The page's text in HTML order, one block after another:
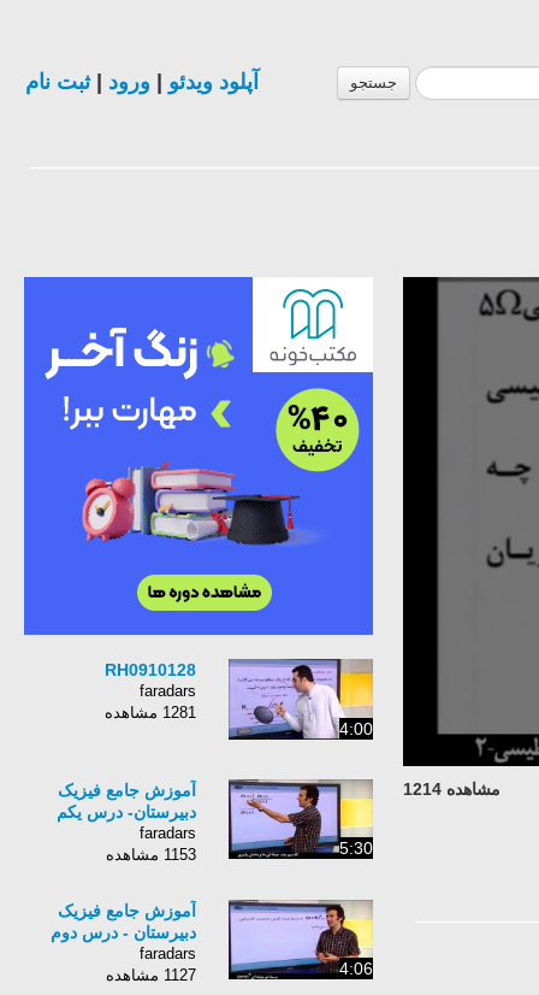
جستجو آپلود ویدئو ورود |ثبت نام
مشاهده 1214
4:00
RH0910128
faradars
1281 مشاهده
5:30
آموزش جامع فیزیک
دبیرستان- درس یکم
faradars
1153 مشاهده
4:06
آموزش جامع فیزیک
دبیرستان - درس دوم
faradars
1127 مشاهده